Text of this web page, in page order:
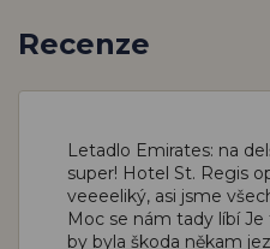
Recenze
Letadlo Emirates: na
super! Hotel St. Regis
veeeeliký, asi jsme
Moc se nám tady líbíJe
by byla škoda někam